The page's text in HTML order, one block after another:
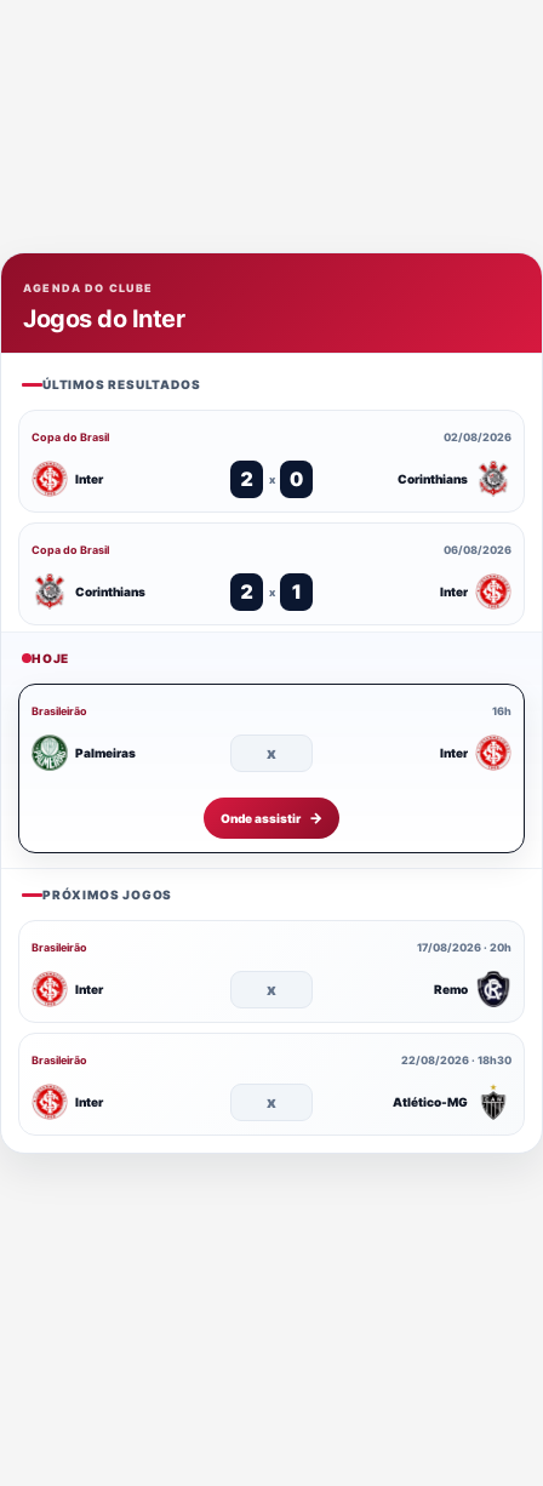
AGENDA DO CLUBE
Jogos do Inter
ÚLTIMOS RESULTADOS
Copa do Brasil 02/08/2026
Inter 2 x 0 Corinthians
Copa do Brasil 06/08/2026
Corinthians 2 x 1 Inter
HOJE
Brasileirão 16h
Palmeiras x Inter
Onde assistir
PRÓXIMOS JOGOS
Brasileirão 17/08/2026 · 20h
Inter x Remo
Brasileirão 22/08/2026 · 18h30
Inter x Atlético-MG